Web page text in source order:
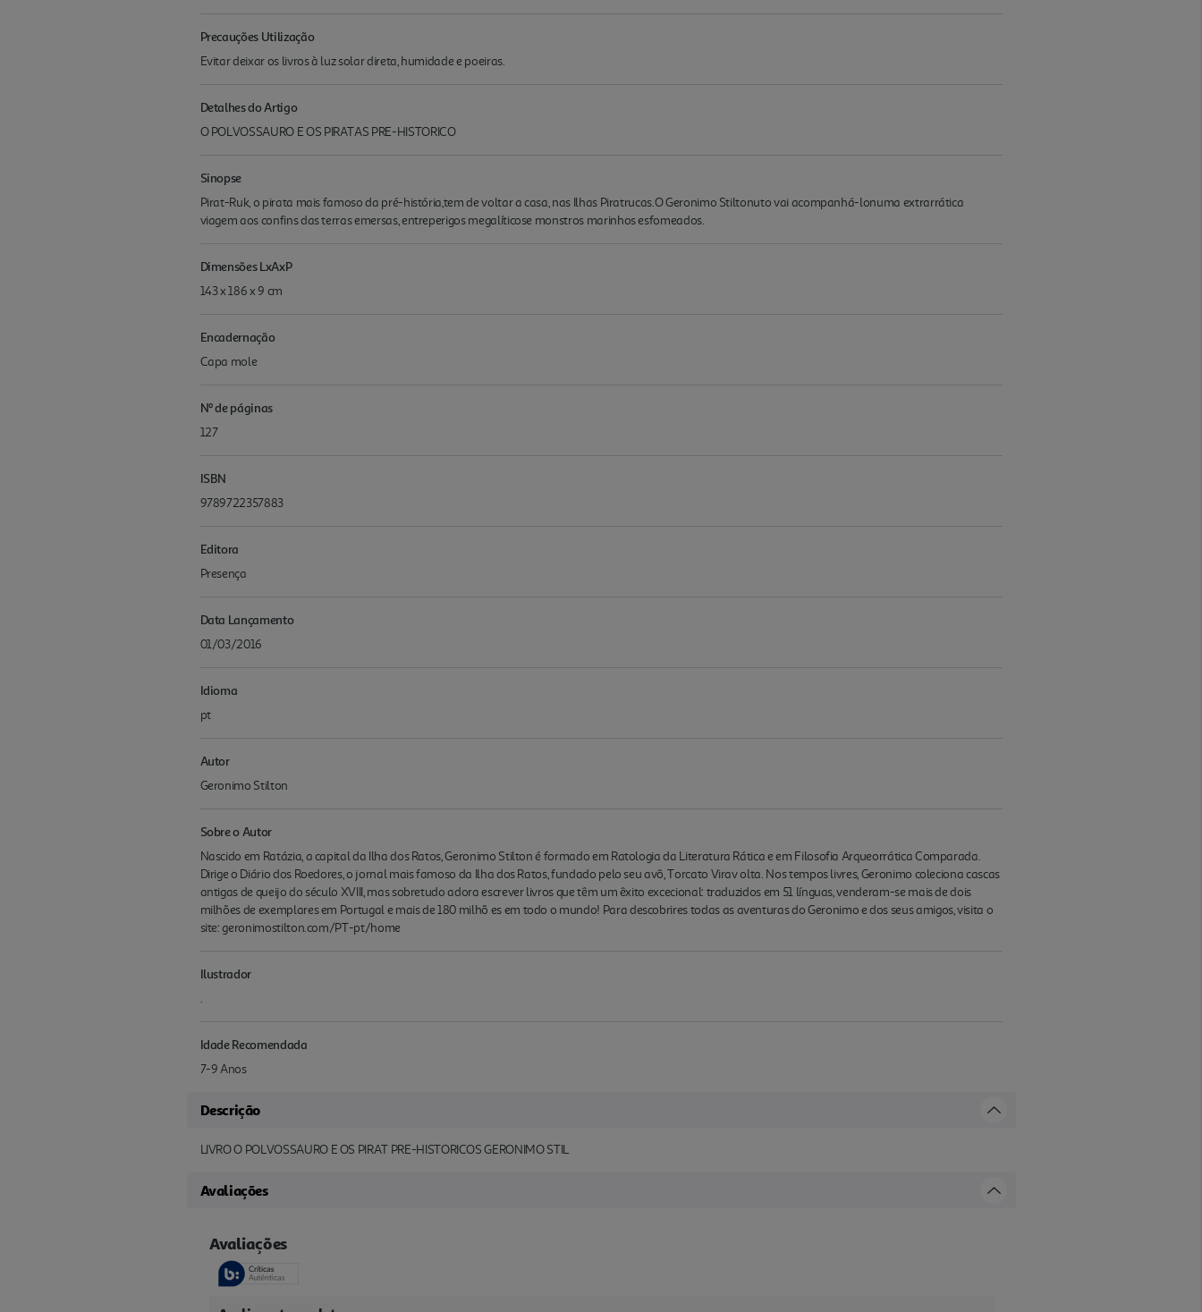
Precauções Utilização
Evitar deixar os livros à luz solar direta, humidade e poeiras.
Detalhes do Artigo
O POLVOSSAURO E OS PIRATAS PRE-HISTORICO
Sinopse
Pirat-Ruk, o pirata mais famoso da pré-história,tem de voltar a casa, nas Ilhas Piratrucas.O Geronimo Stiltonuto vai acompanhá-lonuma extrarrática
viagem aos confins das terras emersas, entreperigos megalíticose monstros marinhos esfomeados.
Dimensões LxAxP
143 x 186 x 9 cm
Encadernação
Capa mole
Nº de páginas
127
ISBN
9789722357883
Editora
Presença
Data Lançamento
01/03/2016
Idioma
pt
Autor
Geronimo Stilton
Sobre o Autor
Nascido em Ratázia, a capital da Ilha dos Ratos, Geronimo Stilton é formado em Ratologia da Literatura Rática e em Filosofia Arqueorrática Comparada.
Dirige o Diário dos Roedores, o jornal mais famoso da Ilha dos Ratos, fundado pelo seu avô, Torcato Virav olta. Nos tempos livres, Geronimo coleciona cascas
antigas de queijo do século XVIII, mas sobretudo adora escrever livros que têm um êxito excecional: traduzidos em 51 línguas, venderam-se mais de dois
milhões de exemplares em Portugal e mais de 180 milhõ es em todo o mundo! Para descobrires todas as aventuras do Geronimo e dos seus amigos, visita o
site: geronimostilton.com/PT-pt/home
Ilustrador
.
Idade Recomendada
7-9 Anos
Descrição
LIVRO O POLVOSSAURO E OS PIRAT PRE-HISTORICOS GERONIMO STIL
Avaliações